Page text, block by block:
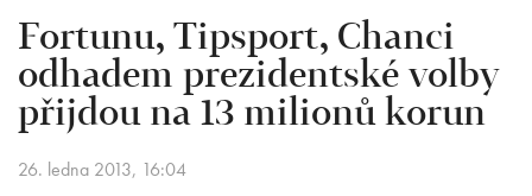
Fortunu, Tipsport, Chanci
odhadem prezidentské volby
přijdou na 13 milionů korun
26. ledna 2013, 16:04